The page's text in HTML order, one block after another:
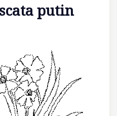
putin